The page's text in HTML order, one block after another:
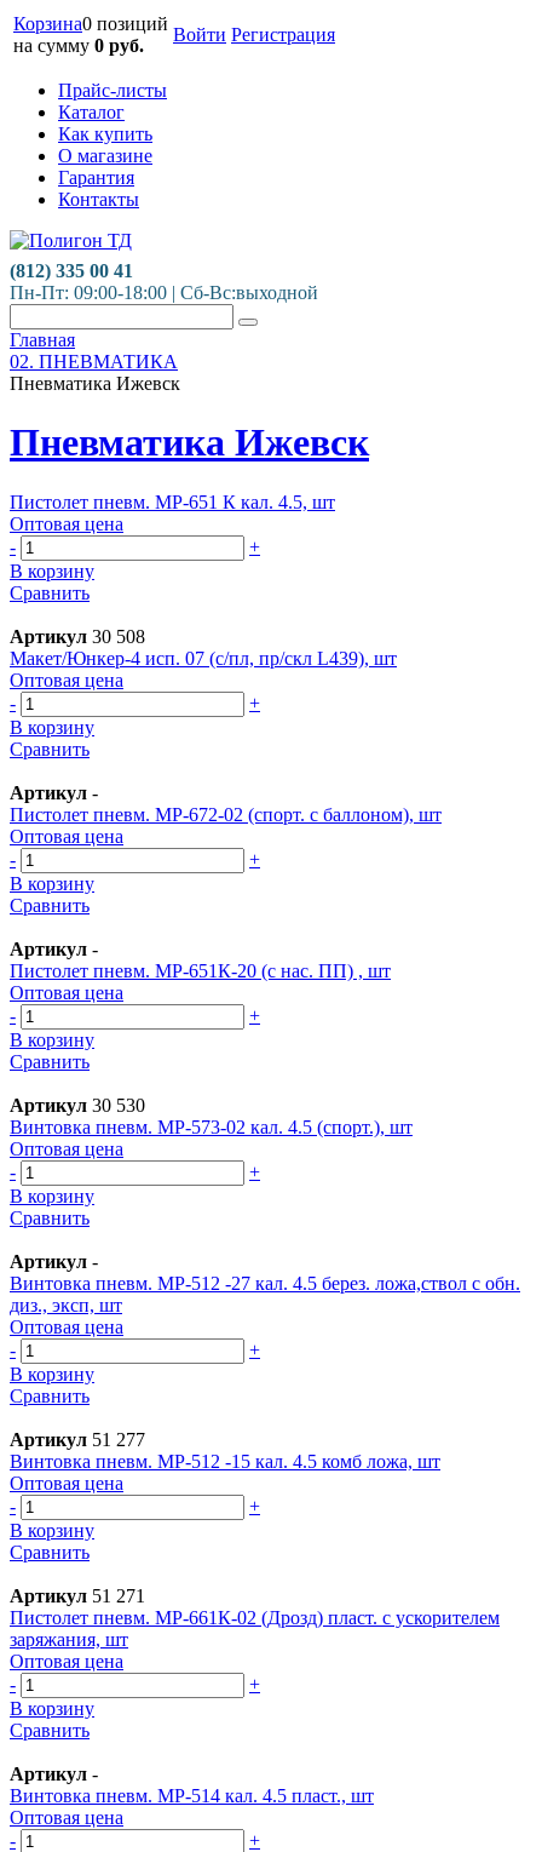
Корзина0 позиций
на сумму 0 руб.
Войти Регистрация
Прайс-листы
Каталог
Как купить
О магазине
Гарантия
Контакты
(812) 335 00 41
Пн-Пт: 09:00-18:00 | Сб-Вс:выходной
Главная
02. ПНЕВМАТИКА
Пневматика Ижевск
Пневматика Ижевск
Пистолет пневм. МР-651 К кал. 4.5, шт
Оптовая цена
-
+
В корзину
Сравнить
Артикул 30 508
Макет/Юнкер-4 исп. 07 (с/пл, пр/скл L439), шт
Оптовая цена
-
+
В корзину
Сравнить
Артикул -
Пистолет пневм. МР-672-02 (спорт. с баллоном), шт
Оптовая цена
-
+
В корзину
Сравнить
Артикул -
Пистолет пневм. МР-651К-20 (с нас. ПП) , шт
Оптовая цена
-
+
В корзину
Сравнить
Артикул 30 530
Винтовка пневм. МР-573-02 кал. 4.5 (спорт.), шт
Оптовая цена
-
+
В корзину
Сравнить
Артикул -
Винтовка пневм. МР-512 -27 кал. 4.5 берез. ложа,ствол с обн.
диз., эксп, шт
Оптовая цена
-
+
В корзину
Сравнить
Артикул 51 277
Винтовка пневм. МР-512 -15 кал. 4.5 комб ложа, шт
Оптовая цена
-
+
В корзину
Сравнить
Артикул 51 271
Пистолет пневм. МР-661К-02 (Дрозд) пласт. с ускорителем
заряжания, шт
Оптовая цена
-
+
В корзину
Сравнить
Артикул -
Винтовка пневм. МР-514 кал. 4.5 пласт., шт
Оптовая цена
-
+